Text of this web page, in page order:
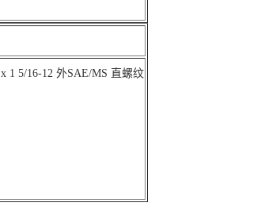
1 5/16-12 外SAE/MS 直螺纹